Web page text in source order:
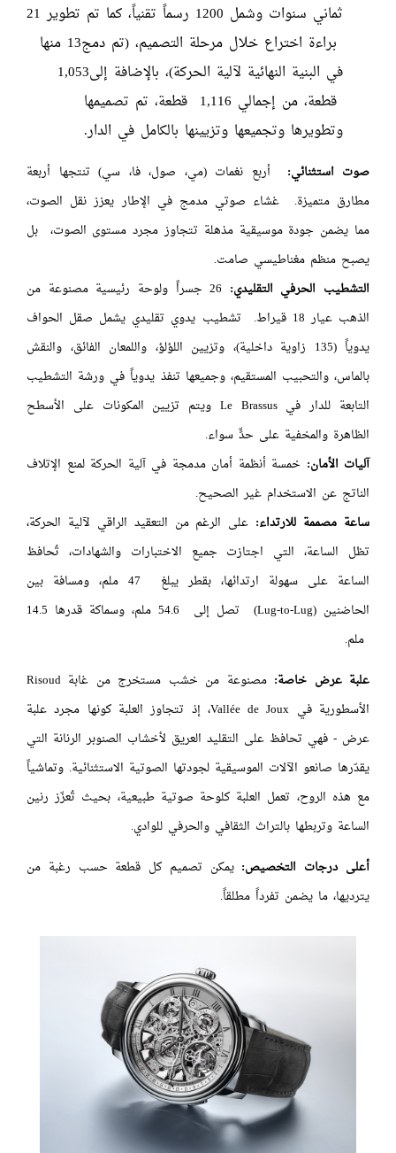
ثماني سنوات وشمل 1200 رسماً تقنياً، كما تم تطوير 21
براءة اختراع خلال مرحلة التصميم، (تم دمج13 منها
في البنية النهائية لآلية الحركة)، بالإضافة إلى1,053
قطعة، من إجمالي 1,116 قطعة، تم تصميمها
وتطويرها وتجميعها وتزيينها بالكامل في الدار.
صوت استثنائي:
أربع نغمات (مي، صول، فا، سي) تنتجها أربعة
مطارق متميزة. غشاء صوتي مدمج في الإطار يعزز نقل الصوت،
مما يضمن جودة موسيقية مذهلة تتجاوز مجرد مستوى الصوت، بل
يصبح منظم مغناطيسي صامت.
التشطيب الحرفي التقليدي:
26 جسراً ولوحة رئيسية مصنوعة من
الذهب عيار 18 قيراط. تشطيب يدوي تقليدي يشمل صقل الحواف
يدوياً (135 زاوية داخلية)، وتزيين اللؤلؤ، واللمعان الفائق، والنقش
بالماس، والتحبيب المستقيم، وجميعها تنفذ يدوياً في ورشة التشطيب
التابعة للدار في Le Brassus ويتم تزيين المكونات على الأسطح
الظاهرة والمخفية على حدٍّ سواء.
آليات الأمان: خمسة أنظمة أمان مدمجة في آلية الحركة لمنع الإتلاف
الناتج عن الاستخدام غير الصحيح.
ساعة مصممة للارتداء: على الرغم من التعقيد الراقي لآلية الحركة،
تظل الساعة، التي اجتازت جميع الاختبارات والشهادات، تُحافظ
الساعة على سهولة ارتدائها، بقطر يبلغ 47 ملم، ومسافة بين
الحاضنين (Lug-to-Lug) تصل إلى 54.6 ملم، وسماكة قدرها 14.5
ملم.
علبة عرض خاصة:
مصنوعة من خشب مستخرج من غابة Risoud
الأسطورية في Vallée de Joux، إذ تتجاوز العلبة كونها مجرد علبة
عرض - فهي تحافظ على التقليد العريق لأخشاب الصنوبر الرنانة التي
يقدّرها صانعو الآلات الموسيقية لجودتها الصوتية الاستثنائية. وتماشياً
مع هذه الروح، تعمل العلبة كلوحة صوتية طبيعية، بحيث تُعزّز رنين
الساعة وتربطها بالتراث الثقافي والحرفي للوادي.
أعلى درجات التخصيص: يمكن تصميم كل قطعة حسب رغبة من
يترديها، ما يضمن تفرداً مطلقاً.